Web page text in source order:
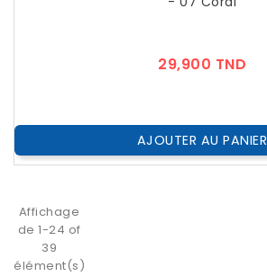
29,900 TND
AJOUTER AU PANIER
Affichage
de 1-24 of
39
élément(s)